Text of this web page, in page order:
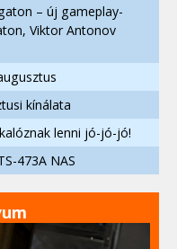
– új gameplay-
Viktor Antonov
kínálata
lenni jó-jó-jó!
473A NAS